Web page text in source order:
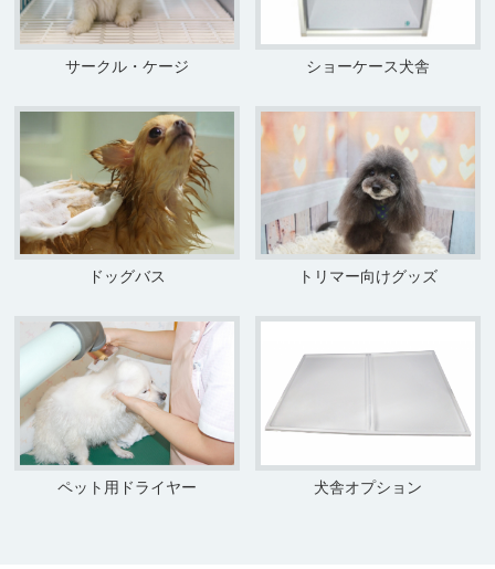
サークル・ケージ ショーケース犬舎
ドッグバス トリマー向けグッズ
ペット用ドライヤー 犬舎オプション